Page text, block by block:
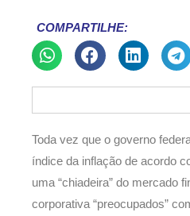
COMPARTILHE:
Toda vez que o governo
índice da inflação de acordo
uma “chiadeira” do mercado
corporativa “preocupados”